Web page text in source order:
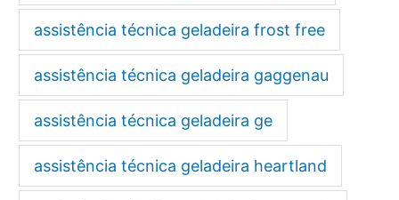
assistência técnica geladeira frost free
assistência técnica geladeira gaggenau
assistência técnica geladeira ge
assistência técnica geladeira heartland